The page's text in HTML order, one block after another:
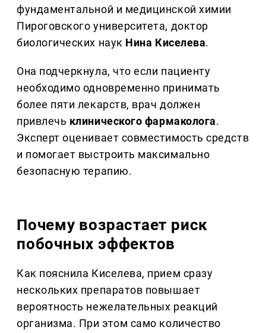
фундаментальной и медицинской химии
Пироговского университета, доктор
биологических наук Нина Киселева.
Она подчеркнула, что если пациенту
необходимо одновременно принимать
более пяти лекарств, врач должен
привлечь клинического фармаколога.
Эксперт оценивает совместимость средств
и помогает выстроить максимально
безопасную терапию.
Почему возрастает риск
побочных эффектов
Как пояснила Киселева, прием сразу
нескольких препаратов повышает
вероятность нежелательных реакций
организма. При этом само количество